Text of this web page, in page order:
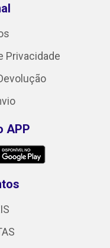
Privacidade
APP